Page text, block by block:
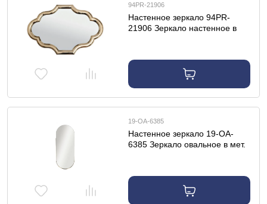
94PR-21906
Настенное зеркало 94PR-
21906 Зеркало настенное в
19-OA-6385
Настенное зеркало 19-OA-
6385 Зеркало овальное в мет.